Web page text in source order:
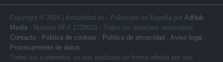
Copyright © 2024 | Actualidad.es - Publicado en España por AdHub
Media - Numero REA 2729933 - Todos los derechos reservados.
Contacto - Politica de cookies - Política de privacidad - Aviso legal -
Procesamiento de datos
Todos los contenidos se han realizado de forma híbrida por una